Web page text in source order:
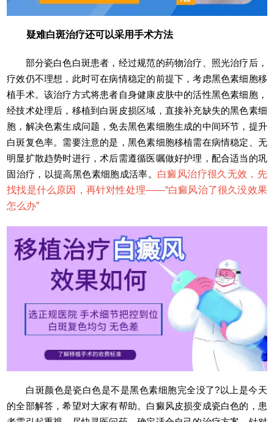
疑难白斑治疗还可以采用手术方法
部分瓷白色白斑患者，经过规范的药物治疗、照光治疗后，
疗效仍不理想，此时可在病情稳定的前提下，考虑黑色素细胞移
植手术。该治疗方式将患者自身健康皮肤中的活性黑色素细胞，
经技术处理后，移植到白斑皮损区域，直接补充缺失的黑色素细
胞，解决色素生成问题，免去黑色素细胞生成的中间环节，提升
白斑复色率。需要注意的是，黑色素细胞移植需在病情稳定、无
明显扩散趋势时进行，术后需遵循医嘱做好护理，配合适当的巩
固治疗，以提高黑色素细胞成活率。 白癜风治疗很久无效，先
找找是什么原因，再针对性处理——“白癜风治了很久没效果
怎么办”
白斑颜色是瓷白色是不是黑色素细胞完全没了?以上是今天
的全部解答，希望对大家有帮助。白癜风皮损变成瓷白色的，患